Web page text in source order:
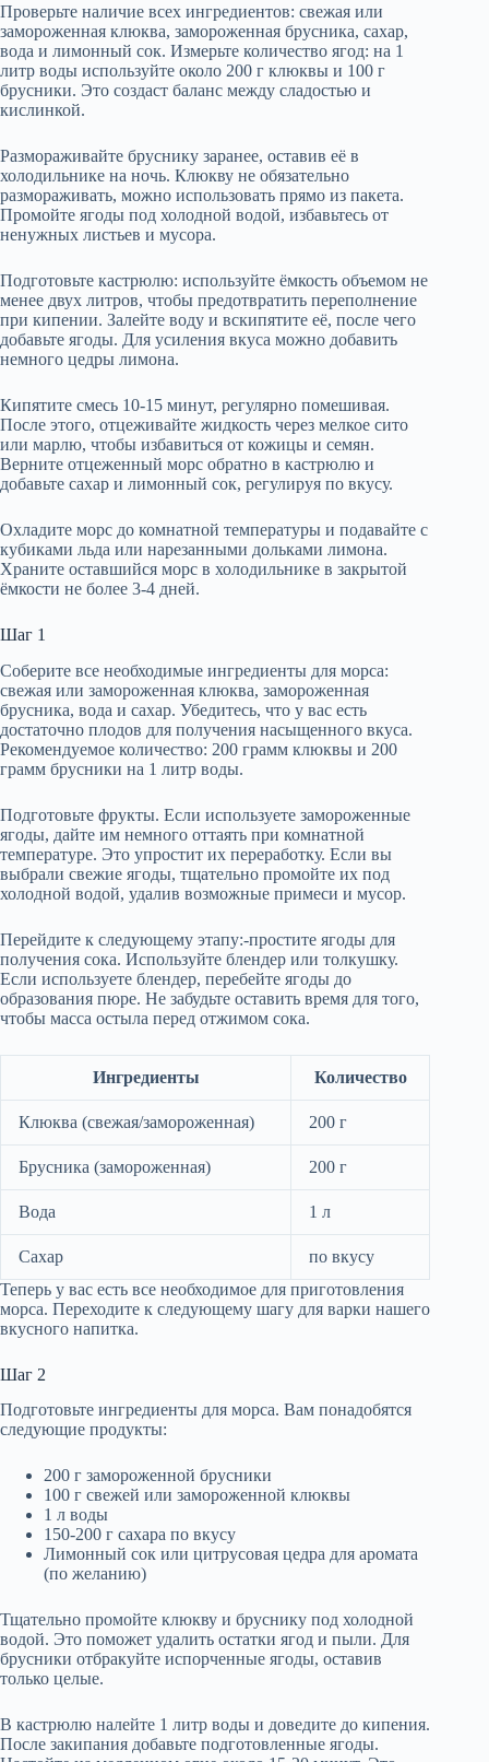
Проверьте наличие всех ингредиентов: свежая или
замороженная клюква, замороженная брусника, сахар,
вода и лимонный сок. Измерьте количество ягод: на 1
литр воды используйте около 200 г клюквы и 100 г
брусники. Это создаст баланс между сладостью и
кислинкой.
Размораживайте бруснику заранее, оставив её в
холодильнике на ночь. Клюкву не обязательно
размораживать, можно использовать прямо из пакета.
Промойте ягоды под холодной водой, избавьтесь от
ненужных листьев и мусора.
Подготовьте кастрюлю: используйте ёмкость объемом не
менее двух литров, чтобы предотвратить переполнение
при кипении. Залейте воду и вскипятите её, после чего
добавьте ягоды. Для усиления вкуса можно добавить
немного цедры лимона.
Кипятите смесь 10-15 минут, регулярно помешивая.
После этого, отцеживайте жидкость через мелкое сито
или марлю, чтобы избавиться от кожицы и семян.
Верните отцеженный морс обратно в кастрюлю и
добавьте сахар и лимонный сок, регулируя по вкусу.
Охладите морс до комнатной температуры и подавайте с
кубиками льда или нарезанными дольками лимона.
Храните оставшийся морс в холодильнике в закрытой
ёмкости не более 3-4 дней.
Шаг 1
Соберите все необходимые ингредиенты для морса:
свежая или замороженная клюква, замороженная
брусника, вода и сахар. Убедитесь, что у вас есть
достаточно плодов для получения насыщенного вкуса.
Рекомендуемое количество: 200 грамм клюквы и 200
грамм брусники на 1 литр воды.
Подготовьте фрукты. Если используете замороженные
ягоды, дайте им немного оттаять при комнатной
температуре. Это упростит их переработку. Если вы
выбрали свежие ягоды, тщательно промойте их под
холодной водой, удалив возможные примеси и мусор.
Перейдите к следующему этапу:-простите ягоды для
получения сока. Используйте блендер или толкушку.
Если используете блендер, перебейте ягоды до
образования пюре. Не забудьте оставить время для того,
чтобы масса остыла перед отжимом сока.
Ингредиенты Количество
Клюква (свежая/замороженная) 200 г
Брусника (замороженная) 200 г
Вода 1 л
Сахар
по вкусу
Теперь у вас есть все необходимое для приготовления
морса. Переходите к следующему шагу для варки нашего
вкусного напитка.
Шаг 2
Подготовьте ингредиенты для морса. Вам понадобятся
следующие продукты:
200 г замороженной брусники
100 г свежей или замороженной клюквы
1 л воды
150-200 г сахара по вкусу
Лимонный сок или цитрусовая цедра для аромата
(по желанию)
Тщательно промойте клюкву и бруснику под холодной
водой. Это поможет удалить остатки ягод и пыли. Для
брусники отбракуйте испорченные ягоды, оставив
только целые.
В кастрюлю налейте 1 литр воды и доведите до кипения.
После закипания добавьте подготовленные ягоды.